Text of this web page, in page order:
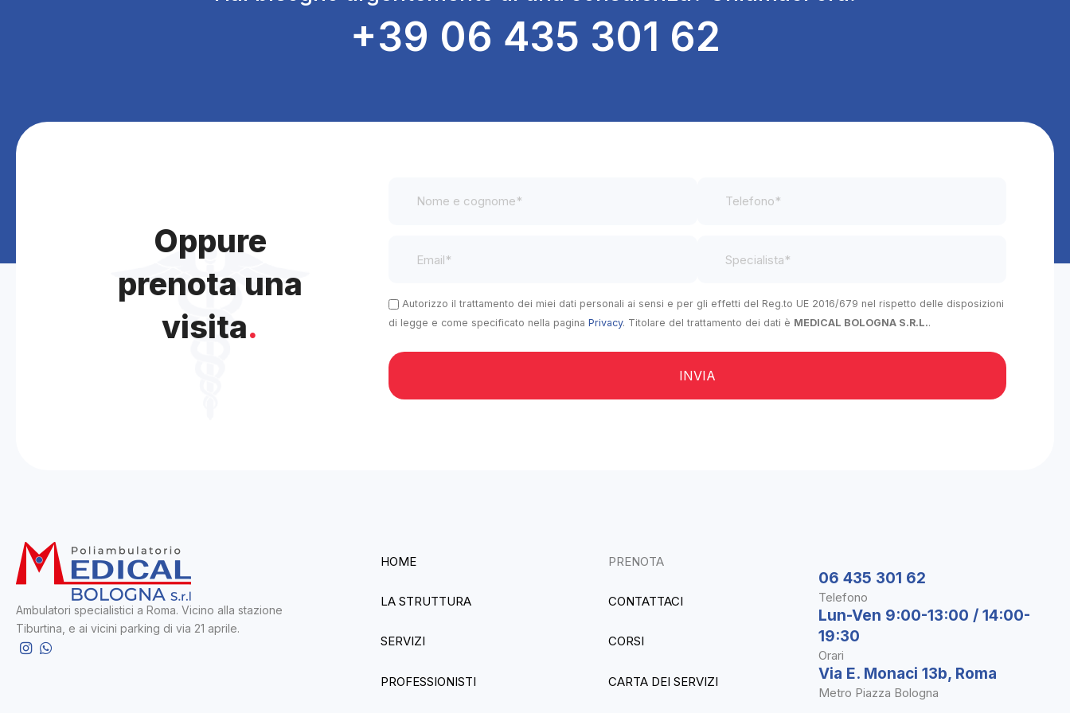
+39 06 435 301 62
Oppure
prenota una
visita.
Autorizzo il trattamento dei miei dati personali ai sensi e per gli effetti del Reg.to UE 2016/679 nel rispetto delle disposizioni
di legge e come specificato nella pagina Privacy. Titolare del trattamento dei dati è MEDICAL BOLOGNA S.R.L..
Ambulatori specialistici a Roma. Vicino alla stazione
Tiburtina, e ai vicini parking di via 21 aprile.
HOME
LA STRUTTURA
SERVIZI
PROFESSIONISTI
PRENOTA
CONTATTACI
CORSI
CARTA DEI SERVIZI
06 435 301 62
Telefono
Lun-Ven 9:00-13:00 / 14:00-
19:30
Orari
Via E. Monaci 13b, Roma
Metro Piazza Bologna